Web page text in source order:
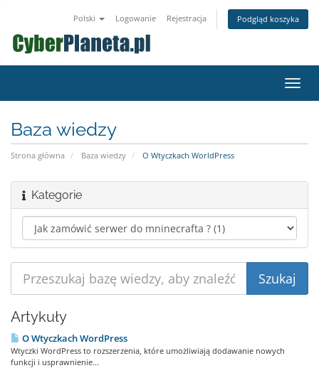
Polski Logowanie Rejestracja Podgląd koszyka
Baza wiedzy
Strona główna Baza wiedzy O Wtyczkach WorldPress
Kategorie
Artykuły
O Wtyczkach WordPress
Wtyczki WordPress to rozszerzenia, które umożliwiają dodawanie nowych
funkcji i usprawnienie...